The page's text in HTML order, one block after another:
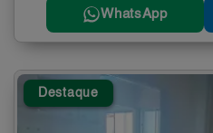
WhatsApp
Destaque